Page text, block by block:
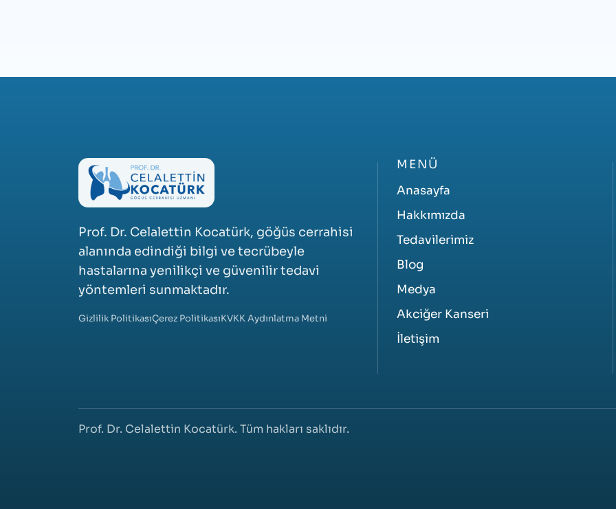
Prof. Dr. Celalettin Kocatürk, göğüs cerrahisi
alanında edindiği bilgi ve tecrübeyle
hastalarına yenilikçi ve güvenilir tedavi
yöntemleri sunmaktadır.
Gizlilik PolitikasıÇerez PolitikasıKVKK Aydınlatma Metni
MENÜ
Anasayfa
Hakkımızda
Tedavilerimiz
Blog
Medya
Akciğer Kanseri
İletişim
Prof. Dr. Celalettin Kocatürk. Tüm hakları saklıdır.